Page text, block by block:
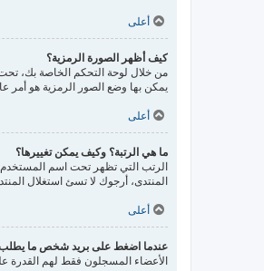
أعلى
كيف أظهر الصورة الرمزية؟
يمكن بها وضع الصور الرمزية هو أمر
أعلى
ما هي الرتبة؟ وكيف يمكن تغييرها؟
الرتب التي تظهر تحت اسم المستخدم
المنتدى، أرجوك لا تسئ استغلال
أعلى
عندما اضغط على بريد شخص ما
الأعضاء المسجلون فقط لهم القدرة